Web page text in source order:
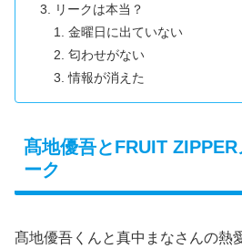
リークは本当？
金曜日に出ていない
匂わせがない
情報が消えた
髙地優吾とFRUIT
ーク
髙地優吾くんと真中まなさんの熱